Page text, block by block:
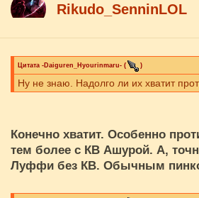
Rikudo_SenninLOL
Цитата -Daiguren_Hyourinmaru- ( )
Ну не знаю. Надолго ли их хватит
Конечно хватит. Особенно
тем более с КВ Ашурой. А,
Луффи без КВ. Обычным